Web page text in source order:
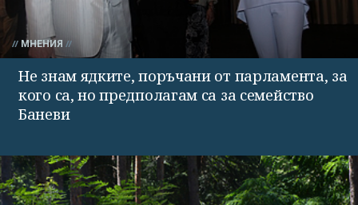
МНЕНИЯ
Не знам ядките, поръчани от парламента, за
кого са, но предполагам са за семейство
Баневи